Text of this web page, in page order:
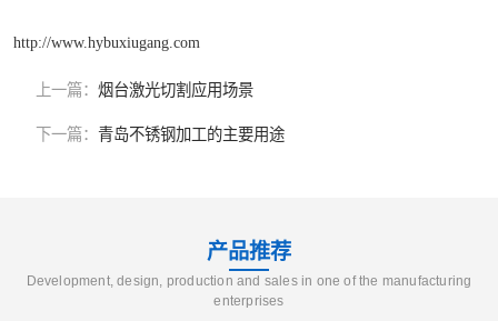
http://www.hybuxiugang.com
上一篇： 烟台激光切割应用场景
下一篇： 青岛不锈钢加工的主要用途
产品推荐
Development, design, production and sales in one of the manufacturing
enterprises